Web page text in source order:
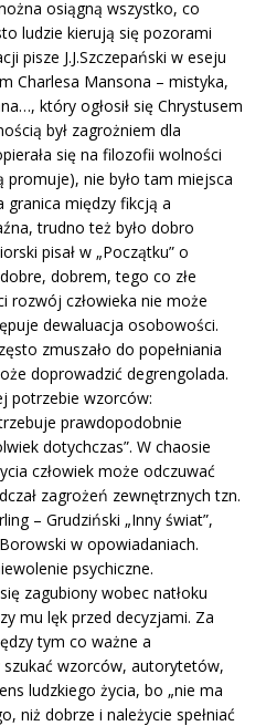
osiągną wszystko, co
ludzie kierują się pozorami
pisze J.J.Szczepański w eseju
Charlesa Mansona – mistyka,
który ogłosił się Chrystusem
był zagrożniem dla
się na filozofii wolności
promuje), nie było tam miejsca
granica między fikcją a
trudno też było dobro
pisał w „Początku” o
dobrem, tego co złe
rozwój człowieka nie może
dewaluacja osobowości.
zmuszało do popełniania
doprowadzić degrengolada.
potrzebie wzorców:
prawdopodobnie
dotychczas”. W chaosie
człowiek może odczuwać
zagrożeń zewnętrznych tzn.
– Grudziński „Inny świat”,
w opowiadaniach.
psychiczne.
zagubiony wobec natłoku
mu lęk przed decyzjami. Za
tym co ważne a
wzorców, autorytetów,
ludzkiego życia, bo „nie ma
niż dobrze i należycie spełniać